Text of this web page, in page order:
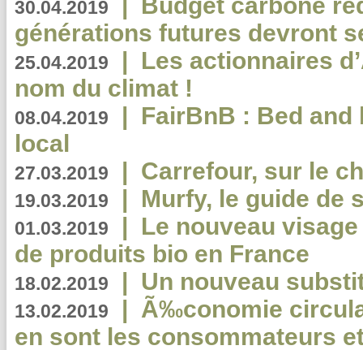
30.04.2019
générations futures devront
25.04.2019 | Les actionnaires
nom du climat !
08.04.2019 | FairBnB : Bed
local
27.03.2019 | Carrefour, sur le
19.03.2019 | Murfy, le guide de
01.03.2019 | Le nouveau
de produits bio en France
18.02.2019 | Un nouveau
13.02.2019 | Ã‰conomie
en sont les consommateurs